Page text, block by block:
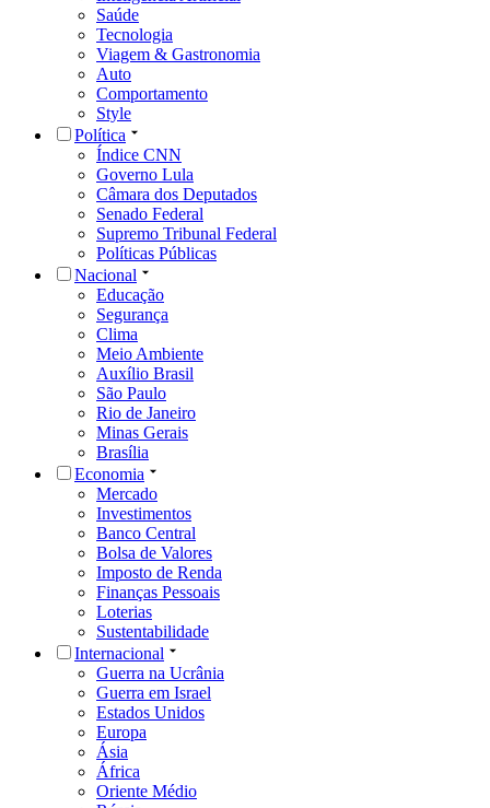
Saúde
Tecnologia
Viagem & Gastronomia
Auto
Comportamento
Style
Política
Índice CNN
Governo Lula
Câmara dos Deputados
Senado Federal
Supremo Tribunal Federal
Políticas Públicas
Nacional
Educação
Segurança
Clima
Meio Ambiente
Auxílio Brasil
São Paulo
Rio de Janeiro
Minas Gerais
Brasília
Economia
Mercado
Investimentos
Banco Central
Bolsa de Valores
Imposto de Renda
Finanças Pessoais
Loterias
Sustentabilidade
Internacional
Guerra na Ucrânia
Guerra em Israel
Estados Unidos
Europa
Ásia
África
Oriente Médio